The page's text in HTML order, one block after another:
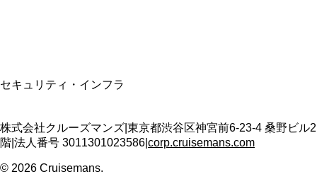
セキュリティ・インフラ
株式会社クルーズマンズ 東京都渋谷区神宮前6-23-4 桑野ビル2
階 法人番号 3011301023586 corp.cruisemans.com
© 2026 Cruisemans.